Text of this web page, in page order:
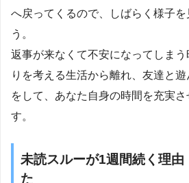
へ戻ってくるので、しばらく様子を
う。
返事が来なくて不安になってしま
りを考える生活から離れ、友達と
をして、あなた自身の時間を充実
す。
未読スルーが1週間続く理
た